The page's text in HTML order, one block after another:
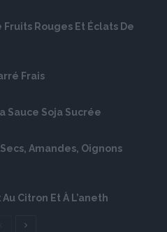
Rouges Et Éclats De
Frais
Sauce Soja Sucrée
Amandes, Oignons
Citron Et À L’aneth
Page